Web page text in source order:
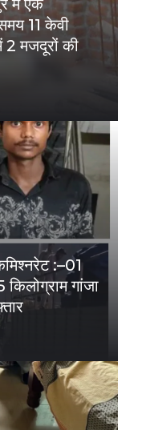
में एक
11 केवी
मजदूरों की
:–01
गांजा